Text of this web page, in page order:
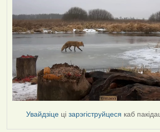
Увайдзіце цізарэгіструйцеся каб